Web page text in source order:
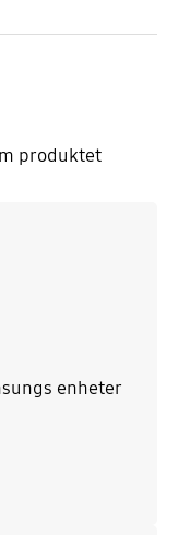
produktet
enheter